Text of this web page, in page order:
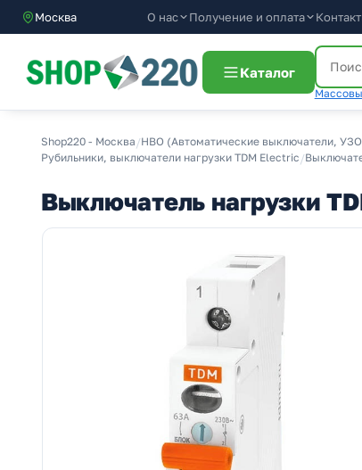
Москва О нас Получение и оплата
Каталог
Shop220 - Москва /НВО (Автоматические выключатели,
Рубильники, выключатели нагрузки TDM Electric /
Выключатель нагрузки